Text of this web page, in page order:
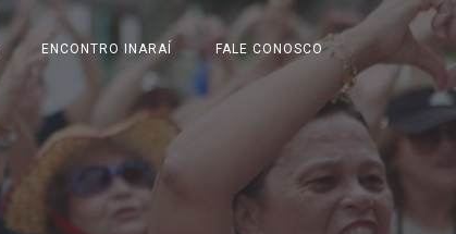
ENCONTRO INARAÍ FALE CONOSCO